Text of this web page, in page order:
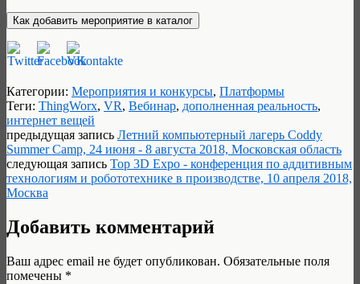
Категории: Мероприятия и конкурсы, Платформы
Теги: ThingWorx, VR, Вебинар, дополненная реальность,
интернет вещей
предыдущая запись Летний компьютерный лагерь Coddy
Summer Сamp, 24 июня - 8 августа 2018, Московская область
следующая запись Top 3D Expo - конференция по аддитивным
технологиям и робототехнике в производстве, 10 апреля 2018,
Москва
Добавить комментарий
Ваш адрес email не будет опубликован. Обязательные поля
помечены *